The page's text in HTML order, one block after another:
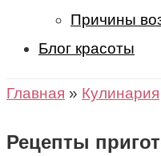
Причины
Блог красоты
Главная » Кулинария
Рецепты